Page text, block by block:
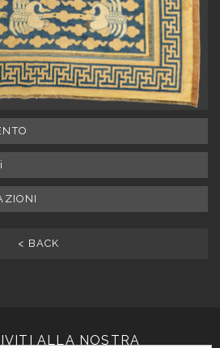
< BACK
ALLA NOSTRA